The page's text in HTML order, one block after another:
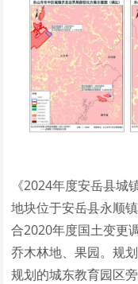
《2024年度安岳县城
地块位于安岳县永顺
合2020年度国土变更
乔木林地、果园。规
规划的城东教育园区